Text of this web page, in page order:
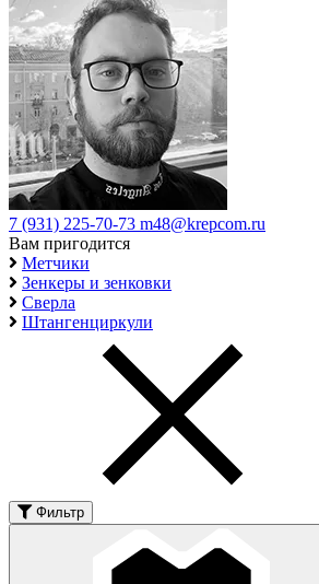
7 (931) 225-70-73 m48@krepcom.ru
Вам пригодится
Метчики
Зенкеры и зенковки
Сверла
Штангенциркули
Фильтр